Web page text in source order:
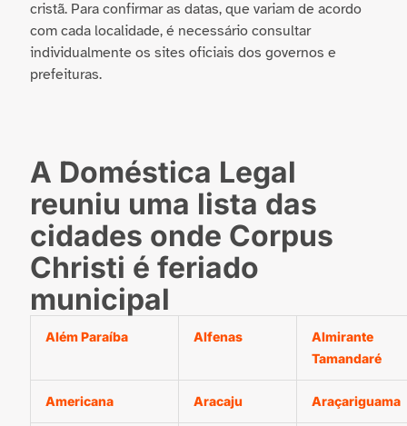
cristã. Para confirmar as datas, que variam de acordo
com cada localidade, é necessário consultar
individualmente os sites oficiais dos governos e
prefeituras.
A Doméstica Legal
reuniu uma lista das
cidades onde Corpus
Christi é feriado
municipal
Além Paraíba Alfenas
Almirante
Tamandaré
Americana Aracaju Araçariguama